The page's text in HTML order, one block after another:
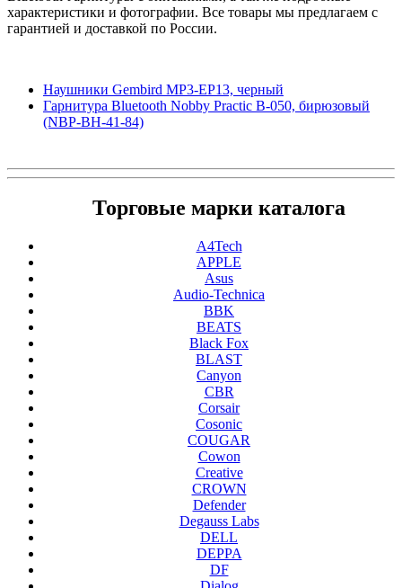
характеристики и фотографии. Все товары мы предлагаем с
гарантией и доставкой по России.
Наушники Gembird MP3-EP13, черный
Гарнитура Bluetooth Nobby Practic B-050, бирюзовый
(NBP-BH-41-84)
Торговые марки каталога
A4Tech
APPLE
Asus
Audio-Technica
BBK
BEATS
Black Fox
BLAST
Canyon
CBR
Corsair
Cosonic
COUGAR
Cowon
Creative
CROWN
Defender
Degauss Labs
DELL
DEPPA
DF